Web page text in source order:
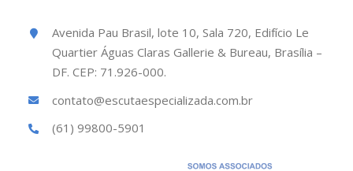
Avenida Pau Brasil, lote 10, Sala 720, Edifício Le
Quartier Águas Claras Gallerie & Bureau, Brasília –
DF. CEP: 71.926-000.
contato@escutaespecializada.com.br
(61) 99800-5901